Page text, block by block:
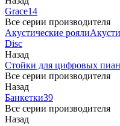
Grace14
Все серии производителя
Акустические рояли
Disc
Назад
Стойки для цифровых
Все серии производителя
Назад
Банкетки39
Все серии производителя
Назад